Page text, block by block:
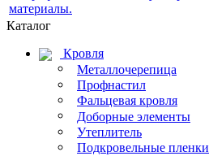
Каталог
Кровля
Металлочерепица
Профнастил
Фальцевая кровля
Доборные элементы
Утеплитель
Подкровельные пленки